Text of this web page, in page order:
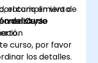
el cumplimiento
de
en vivo de
y
del Curso
curso, por favor
los detalles.